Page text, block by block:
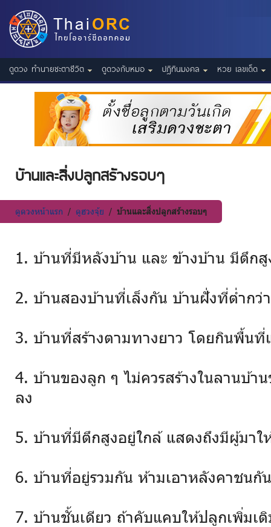
ดูดวง ทำนายชะตาชีวิต ดูดวงกับหมอ ปฎิทินมงคล หวย เลขเด็ด
บ้านและสิ่งปลูกสร้างรอบๆ
ดูดวงหน้าแรก / ดูฮวงจุ้ย / บ้านและสิ่งปลูกสร้างรอบๆ
1. บ้านที่มีหลังบ้าน และ ข้างบ้าน มีตึกสู
2. บ้านสองบ้านที่เล็งกัน บ้านฝั่งที่ต่ำกว่
3. บ้านที่สร้างตามทางยาว โดยกินพื้น
4. บ้านของลูก ๆ ไม่ควรสร้างในลานบ้า
ลง
5. บ้านที่มีตึกสูงอยู่ใกล้ แสดงถึงมีผู้มาใ
6. บ้านที่อยู่รวมกัน ห้ามเอาหลังคาชนกั
7. บ้านชั้นเดียว ถ้าคับแคบให้ปลูกเพิ่มเ